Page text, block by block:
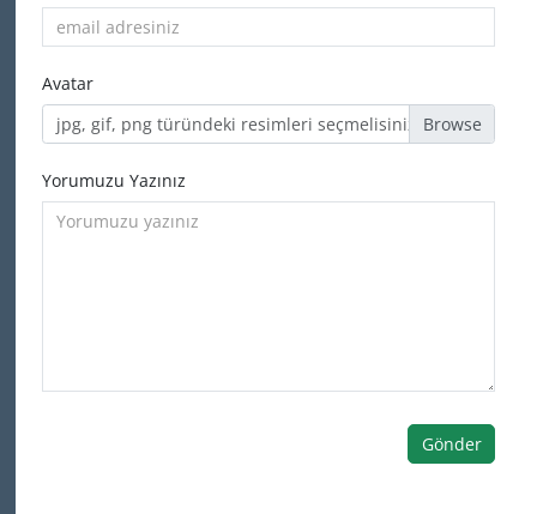
Avatar
jpg, gif, png türündeki resimleri seçmelisiniz
Yorumuzu Yazınız
Gönder